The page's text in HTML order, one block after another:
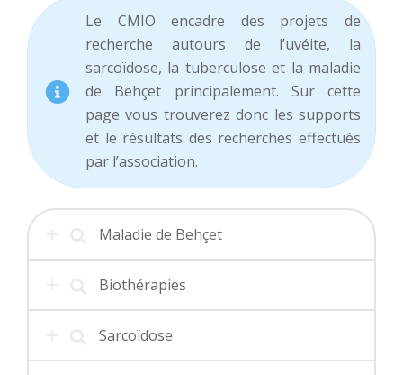
Le CMIO encadre des projets de
recherche autours de l’uvéite, la
sarcoïdose, la tuberculose et la maladie
de Behçet principalement. Sur cette
page vous trouverez donc les supports
et le résultats des recherches effectués
par l’association.
Maladie de Behçet
Biothérapies
Sarcoïdose